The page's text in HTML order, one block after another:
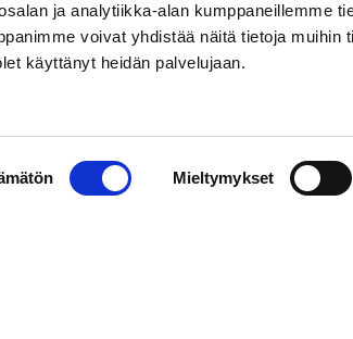
ja analytiikka-alan kumppaneillemme
voivat yhdistää näitä tietoja muihin
käyttänyt heidän palvelujaan.
Mieltymykset
KONTAKTINFORMATION
Puh: 02 01 555 600
sportshop@vaasansport.fi